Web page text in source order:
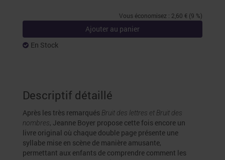
Vous économisez : 2,60 € (9 %)
Ajouter au panier
En Stock
Descriptif détaillé
Après les très remarqués Bruit des lettres et Bruit des
nombres, Jeanne Boyer propose cette fois encore un
livre original où chaque double page présente une
syllabe mise en scène de manière amusante,
permettant aux enfants de comprendre comment les